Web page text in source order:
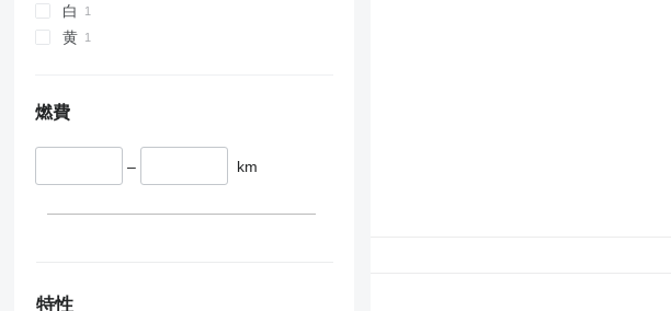
白
黄
燃費
– km
特性